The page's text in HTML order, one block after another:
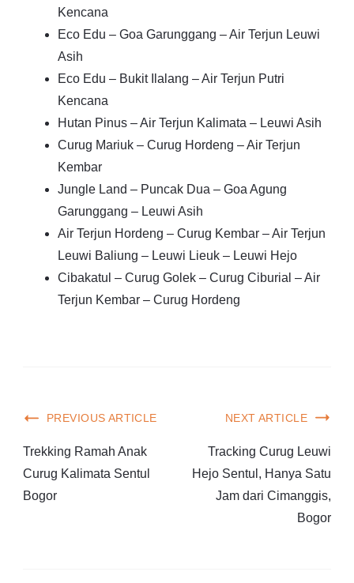
Kencana
Eco Edu – Goa Garunggang – Air Terjun Leuwi
Asih
Eco Edu – Bukit Ilalang – Air Terjun Putri
Kencana
Hutan Pinus – Air Terjun Kalimata – Leuwi Asih
Curug Mariuk – Curug Hordeng – Air Terjun
Kembar
Jungle Land – Puncak Dua – Goa Agung
Garunggang – Leuwi Asih
Air Terjun Hordeng – Curug Kembar – Air Terjun
Leuwi Baliung – Leuwi Lieuk – Leuwi Hejo
Cibakatul – Curug Golek – Curug Ciburial – Air
Terjun Kembar – Curug Hordeng
PREVIOUS ARTICLE
Trekking Ramah Anak
Curug Kalimata Sentul
Bogor
NEXT ARTICLE
Tracking Curug Leuwi
Hejo Sentul, Hanya Satu
Jam dari Cimanggis,
Bogor